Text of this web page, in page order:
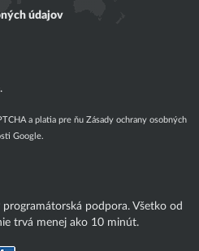
údajov
a platia pre ňu Zásady ochrany osobných
Google.
programátorská podpora. Všetko od
trvá menej ako 10 minút.